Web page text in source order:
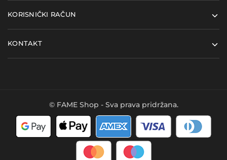
KORISNIČKI RAČUN
KONTAKT
© FAME Shop - Sva prava pridržana.
Kupi ovaj proizvod i
FAME bodova- u Dodaj u košaricu